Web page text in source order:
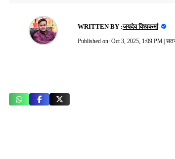
WRITTEN BY :जयदेव विश्वकर्मा
Published on: Oct 3, 2025, 1:09 PM|